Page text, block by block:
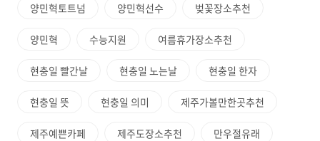
양민혁토트넘 양민혁선수 벚꽃장소추천
양민혁 수능지원 여름휴가장소추천
현충일 빨간날 현충일 노는날 현충일 한자
현충일 뜻 현충일 의미 제주가볼만한곳추천
제주예쁜카페 제주도장소추천 만우절유래